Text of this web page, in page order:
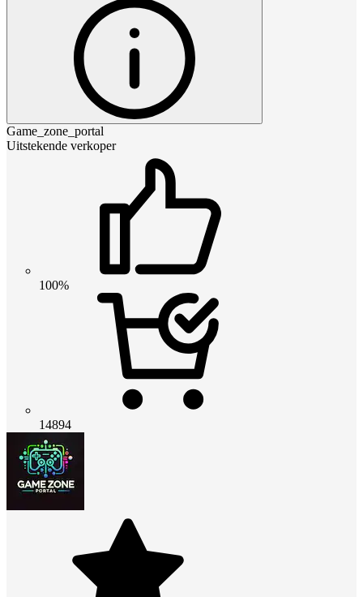
Game_zone_portal
Uitstekende verkoper
100%
14894